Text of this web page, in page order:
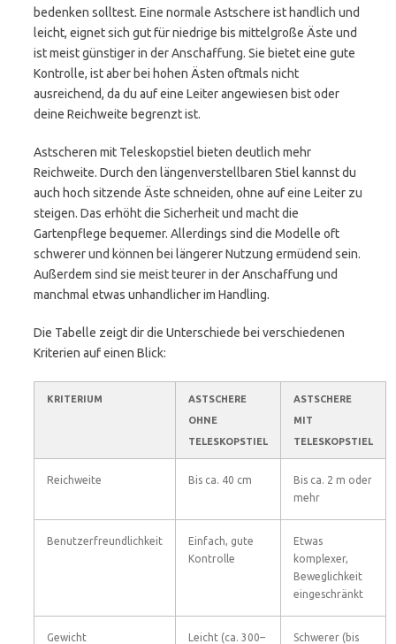
bedenken solltest. Eine normale Astschere ist handlich und
leicht, eignet sich gut für niedrige bis mittelgroße Äste und
ist meist günstiger in der Anschaffung. Sie bietet eine gute
Kontrolle, ist aber bei hohen Ästen oftmals nicht
ausreichend, da du auf eine Leiter angewiesen bist oder
deine Reichweite begrenzt ist.
Astscheren mit Teleskopstiel bieten deutlich mehr
Reichweite. Durch den längenverstellbaren Stiel kannst du
auch hoch sitzende Äste schneiden, ohne auf eine Leiter zu
steigen. Das erhöht die Sicherheit und macht die
Gartenpflege bequemer. Allerdings sind die Modelle oft
schwerer und können bei längerer Nutzung ermüdend sein.
Außerdem sind sie meist teurer in der Anschaffung und
manchmal etwas unhandlicher im Handling.
Die Tabelle zeigt dir die Unterschiede bei verschiedenen
Kriterien auf einen Blick:
KRITERIUM
ASTSCHERE
OHNE
TELESKOPSTIEL
ASTSCHERE
MIT
TELESKOPSTIEL
Reichweite Bis ca. 40 cm
Bis ca. 2 m oder
mehr
Benutzerfreundlichkeit
Einfach, gute
Kontrolle
Etwas
komplexer,
Beweglichkeit
eingeschränkt
Gewicht
Leicht (ca. 300–
Schwerer (bis